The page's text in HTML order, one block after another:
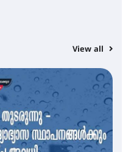
View all
സ്‌ക്രീൻ ചെയ്യുന്നു
കോളജ്
അസോസിയേഷന്